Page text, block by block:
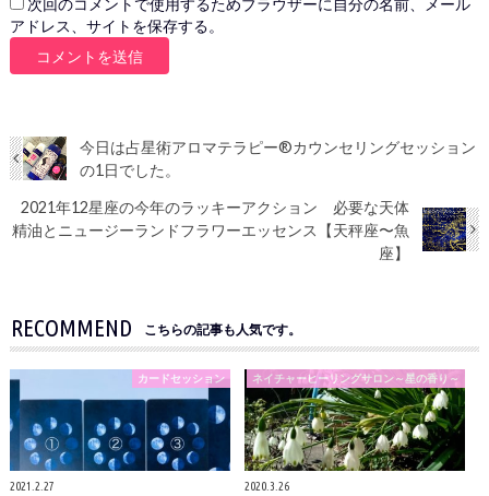
次回のコメントで使用するためブラウザーに自分の名前、メール
アドレス、サイトを保存する。
今日は占星術アロマテラピー®︎カウンセリングセッション
の1日でした。
2021年12星座の今年のラッキーアクション 必要な天体
精油とニュージーランドフラワーエッセンス【天秤座〜魚
座】
RECOMMEND こちらの記事も人気です。
カードセッション
2021.2.27
ネイチャーヒーリングサロン～星の香り～
2020.3.26